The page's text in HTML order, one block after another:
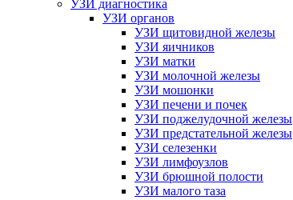
УЗИ диагностика
УЗИ органов
УЗИ щитовидной железы
УЗИ яичников
УЗИ матки
УЗИ молочной железы
УЗИ мошонки
УЗИ печени и почек
УЗИ поджелудочной железы
УЗИ предстательной железы
УЗИ селезенки
УЗИ лимфоузлов
УЗИ брюшной полости
УЗИ малого таза